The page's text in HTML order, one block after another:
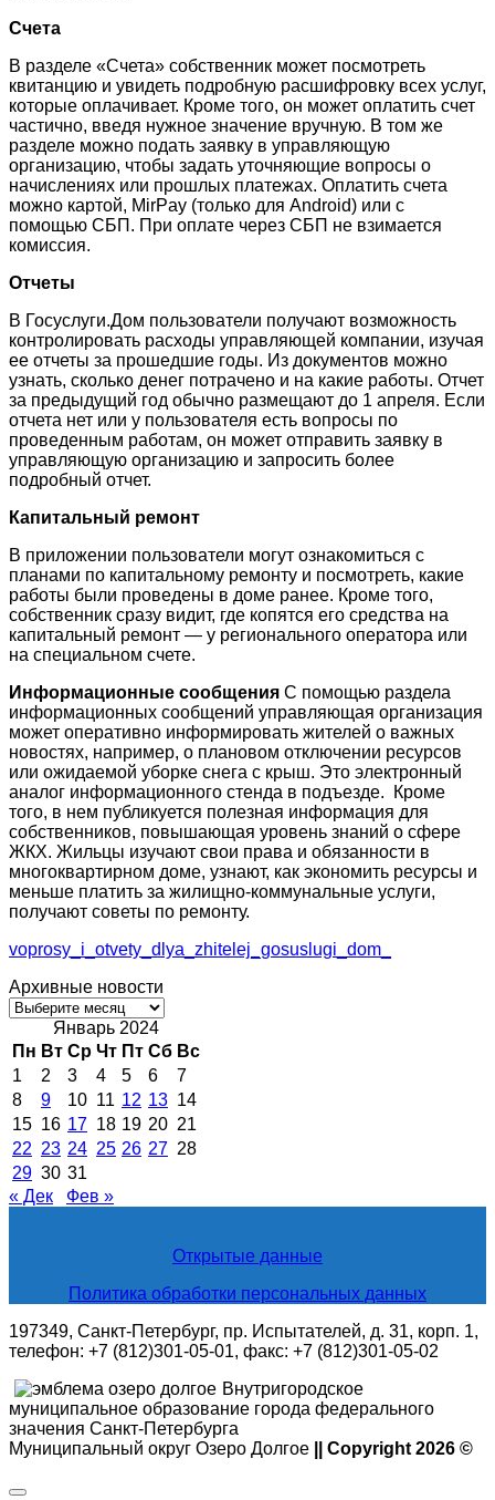
Счета
В разделе «Счета» собственник может посмотреть
квитанцию и увидеть подробную расшифровку всех услуг,
которые оплачивает. Кроме того, он может оплатить счет
частично, введя нужное значение вручную. В том же
разделе можно подать заявку в управляющую
организацию, чтобы задать уточняющие вопросы о
начислениях или прошлых платежах. Оплатить счета
можно картой, MirPay (только для Android) или с
помощью СБП. При оплате через СБП не взимается
комиссия.
Отчеты
В Госуслуги.Дом пользователи получают возможность
контролировать расходы управляющей компании, изучая
ее отчеты за прошедшие годы. Из документов можно
узнать, сколько денег потрачено и на какие работы. Отчет
за предыдущий год обычно размещают до 1 апреля. Если
отчета нет или у пользователя есть вопросы по
проведенным работам, он может отправить заявку в
управляющую организацию и запросить более
подробный отчет.
Капитальный ремонт
В приложении пользователи могут ознакомиться с
планами по капитальному ремонту и посмотреть, какие
работы были проведены в доме ранее. Кроме того,
собственник сразу видит, где копятся его средства на
капитальный ремонт — у регионального оператора или
на специальном счете.
Информационные сообщения С помощью раздела
информационных сообщений управляющая организация
может оперативно информировать жителей о важных
новостях, например, о плановом отключении ресурсов
или ожидаемой уборке снега с крыш. Это электронный
аналог информационного стенда в подъезде. Кроме
того, в нем публикуется полезная информация для
собственников, повышающая уровень знаний о сфере
ЖКХ. Жильцы изучают свои права и обязанности в
многоквартирном доме, узнают, как экономить ресурсы и
меньше платить за жилищно-коммунальные услуги,
получают советы по ремонту.
voprosy_i_otvety_dlya_zhitelej_gosuslugi_dom_
Архивные новости
Архивные
новостиЯнварь 2024
Пн Вт Ср Чт Пт Сб Вс
1
2 3 4 5 6
7
8
9 10 11 12 13 14
15 16 17 18 19 20 21
22 23 24 25 26 27 28
29 30 31
« Дек
Фев »
Открытые данные
Политика обработки персональных данных
197349, Санкт-Петербург, пр. Испытателей, д. 31, корп. 1,
телефон: +7 (812)301-05-01, факс: +7 (812)301-05-02
Внутригородское
муниципальное образование города федерального
значения Санкт-Петербурга
Муниципальный округ Озеро Долгое
|| Copyright 2026 ©